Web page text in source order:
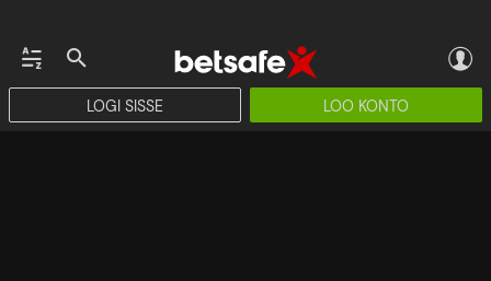
LOGI SISSE LOO KONTO